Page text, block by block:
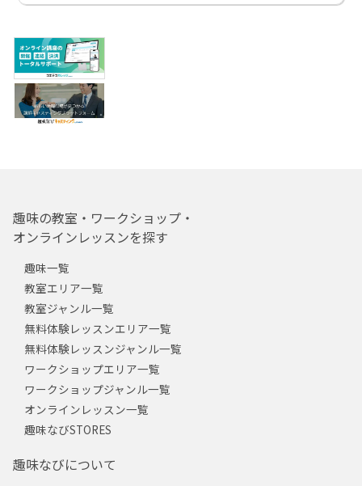
趣味の教室・ワークショップ・
オンラインレッスンを探す
趣味一覧
教室エリア一覧
教室ジャンル一覧
無料体験レッスンエリア一覧
無料体験レッスンジャンル一覧
ワークショップエリア一覧
ワークショップジャンル一覧
オンラインレッスン一覧
趣味なびSTORES
趣味なびについて